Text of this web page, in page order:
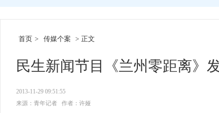
首页 > 传媒个案 > 正文
民生新闻节目《兰州零距离》
2013-11-29 09:51:55
来源：青年记者
作者：许娅